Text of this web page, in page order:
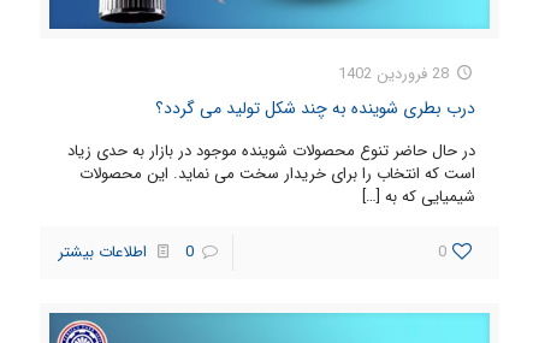
28 فروردین 1402
درب بطری شوینده به چند شکل تولید می گردد؟
در حال حاضر تنوع محصولات شوینده موجود در بازار به حدی زیاد
است که انتخاب را برای خریدار سخت می نماید. این محصولات
شیمیایی که به […]
0
0 اطلاعات بیشتر